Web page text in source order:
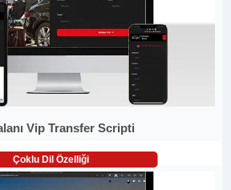
Vip Transfer Scripti
Çoklu Dil Özelliği